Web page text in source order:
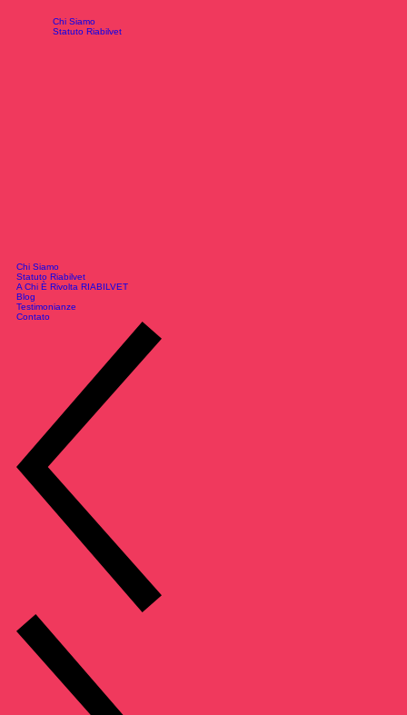
Chi Siamo
Statuto Riabilvet
Chi Siamo
Statuto Riabilvet
A Chi È Rivolta RIABILVET
Blog
Testimonianze
Contato